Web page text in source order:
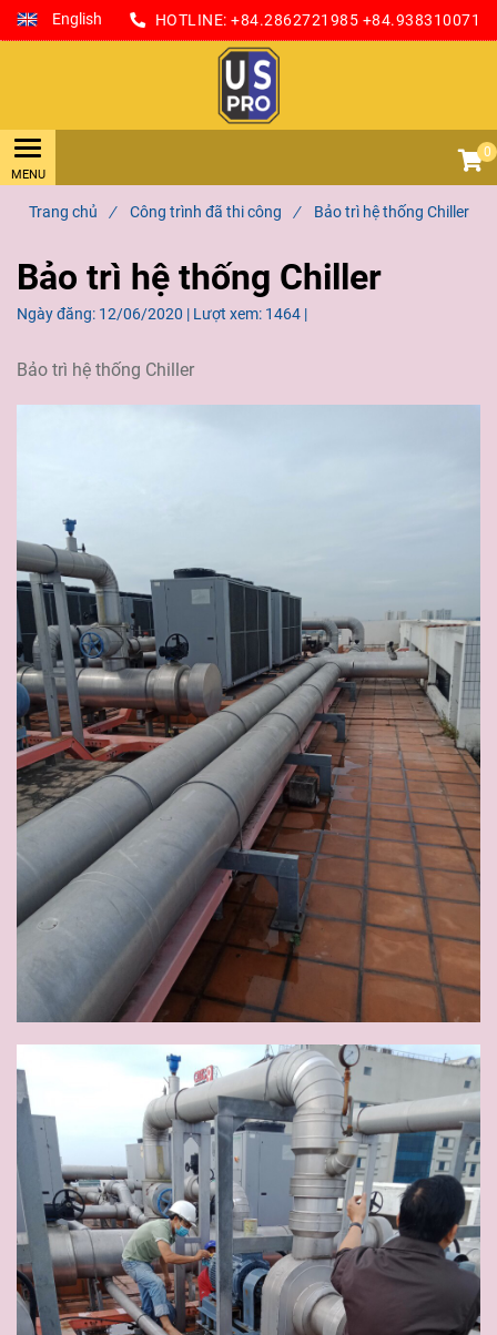
English HOTLINE: +84.2862721985 +84.938310071
0
Trang chủ / Công trình đã thi công / Bảo trì hệ thống Chiller
Bảo trì hệ thống Chiller
Ngày đăng: 12/06/2020 | Lượt xem: 1464 |
Bảo trì hệ thống Chiller